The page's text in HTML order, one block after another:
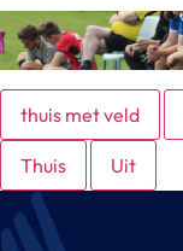
thuis met veld
Thuis Uit